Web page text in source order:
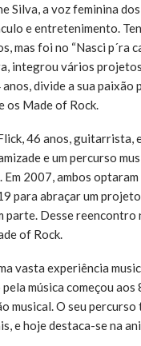
Silva, a voz feminina
e entretenimento.
mas foi no “Nasci p´ra
integrou vários
divide a sua paixão
os Made of Rock.
46 anos, guitarrista,
e um percurso
Em 2007, ambos
para abraçar um
parte. Desse reencontro
of Rock.
vasta experiência
música começou aos
musical. O seu
e hoje destaca-se na